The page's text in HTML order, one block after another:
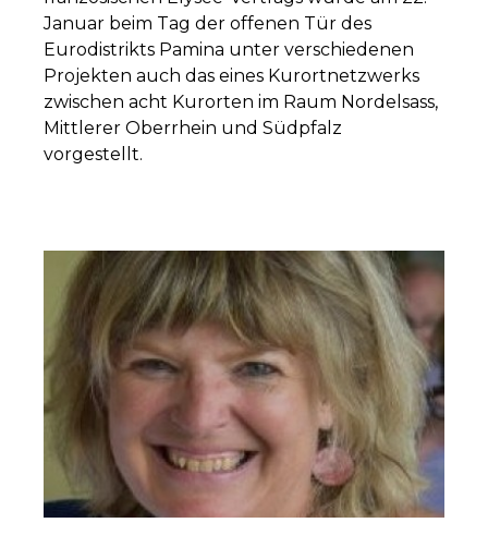
Januar beim Tag der offenen Tür des
Eurodistrikts Pamina unter verschiedenen
Projekten auch das eines Kurortnetzwerks
zwischen acht Kurorten im Raum Nordelsass,
Mittlerer Oberrhein und Südpfalz
vorgestellt.